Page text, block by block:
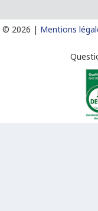
© 2026 | Mentions